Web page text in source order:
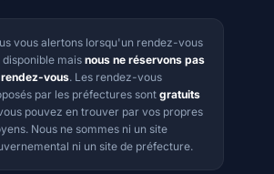
vous alertons lorsqu'un rendez-vous
disponible mais nous ne réservons pas
vous. Les rendez-vous
par les préfectures sont gratuits
pouvez en trouver par vos propres
Nous ne sommes ni un site
ni un site de préfecture.